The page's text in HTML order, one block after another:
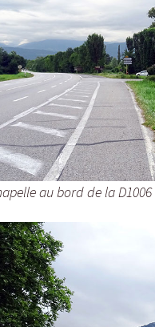
au bord de la